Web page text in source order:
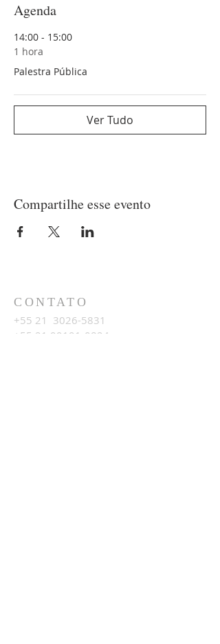
Agenda
14:00 - 15:00
1 hora
Palestra Pública
Ver Tudo
Compartilhe esse evento
CONTATO
+55 21 3026-5831
+55 21 99191-0824